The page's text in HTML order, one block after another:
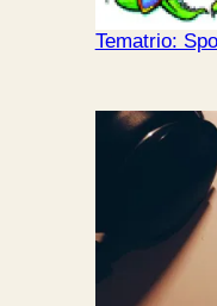
Tematrio: